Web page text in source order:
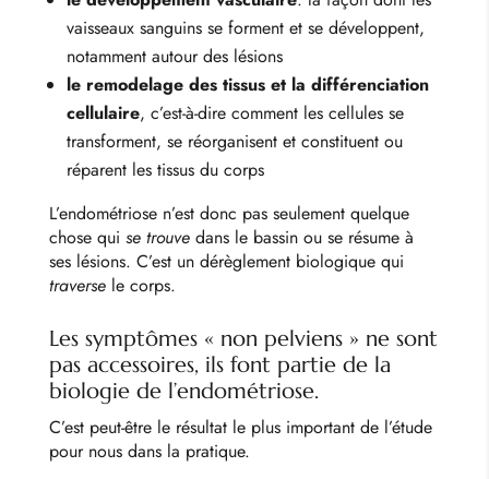
vaisseaux sanguins se forment et se développent,
notamment autour des lésions
le remodelage des tissus et la différenciation
cellulaire, c’est-à-dire comment les cellules se
transforment, se réorganisent et constituent ou
réparent les tissus du corps
L’endométriose n’est donc pas seulement quelque
chose qui se trouvedans le bassin ou se résume à
ses lésions. C’est un dérèglement biologique qui
traversele corps.
Les symptômes « non pelviens » ne sont
pas accessoires, ils font partie de la
biologie de l’endométriose.
C’est peut-être le résultat le plus important de l’étude
pour nous dans la pratique.